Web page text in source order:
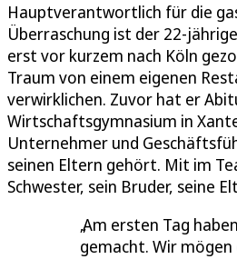
Hauptverantwortlich für die
Überraschung ist der 22-
erst vor kurzem nach Köln
Traum von einem eigenen
verwirklichen. Zuvor hat er
Wirtschaftsgymnasium in
Unternehmer und
seinen Eltern gehört. Mit im
Schwester, sein Bruder, seine
Am ersten Tag
gemacht. Wir mögen